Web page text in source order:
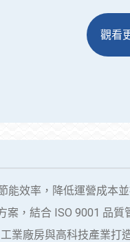
觀看
能效率，降低運營成本
案，結合 ISO 9001 品質
業廠房與高科技產業打